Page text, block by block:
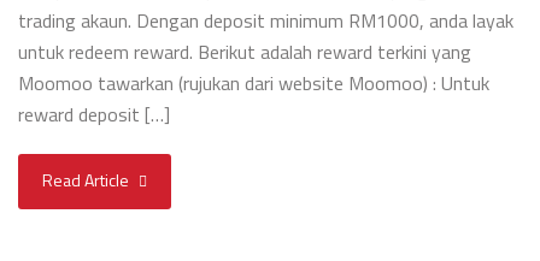
trading akaun. Dengan deposit minimum RM1000, anda layak
untuk redeem reward. Berikut adalah reward terkini yang
Moomoo tawarkan (rujukan dari website Moomoo) : Untuk
reward deposit […]
Read Article